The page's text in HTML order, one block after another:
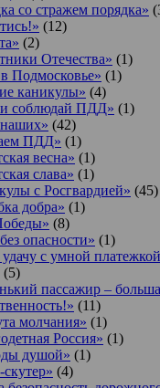
со стражем порядка»
(12)
(2)
Отечества» (1)
Подмосковье» (1)
каникулы» (4)
соблюдай ПДД» (1)
(42)
ПДД» (1)
весна» (1)
слава» (1)
с Росгвардией» (45)
добра» (1)
(8)
опасности» (1)
с умной
(5)
пассажир –
(11)
молчания» (1)
Россия» (1)
душой» (1)
(4)